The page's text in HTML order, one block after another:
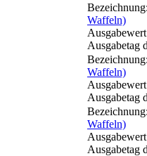
Bezeichnung:
Waffeln)
Ausgabetag
Bezeichnung:
Waffeln)
Ausgabetag
Bezeichnung:
Waffeln)
Ausgabetag